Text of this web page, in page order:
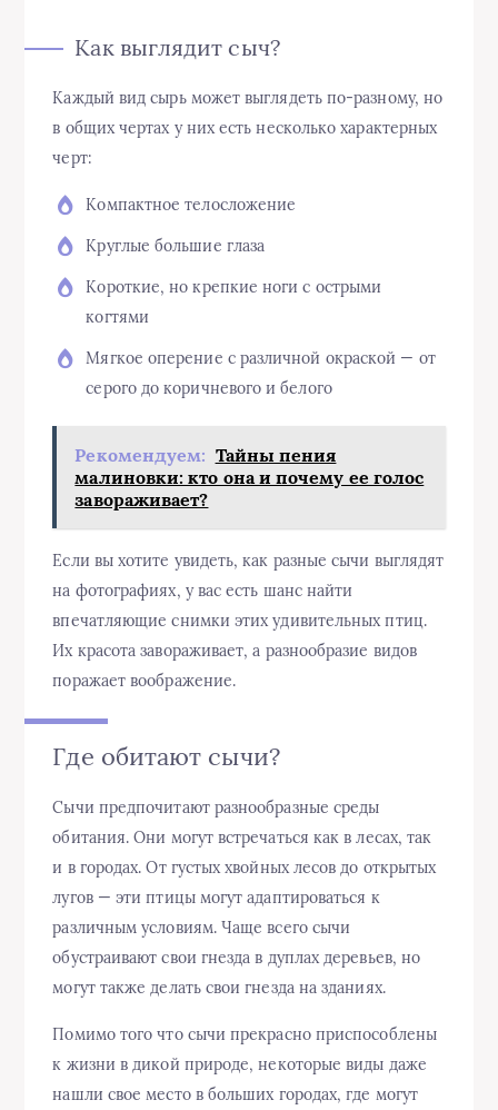
Как выглядит сыч?
Каждый вид сырь может выглядеть по-разному, но
в общих чертах у них есть несколько характерных
черт:
Компактное телосложение
Круглые большие глаза
Короткие, но крепкие ноги с острыми
когтями
Мягкое оперение с различной окраской — от
серого до коричневого и белого
Рекомендуем: Тайны пения
малиновки: кто она и почему ее голос
завораживает?
Если вы хотите увидеть, как разные сычи выглядят
на фотографиях, у вас есть шанс найти
впечатляющие снимки этих удивительных птиц.
Их красота завораживает, а разнообразие видов
поражает воображение.
Где обитают сычи?
Сычи предпочитают разнообразные среды
обитания. Они могут встречаться как в лесах, так
и в городах. От густых хвойных лесов до открытых
лугов — эти птицы могут адаптироваться к
различным условиям. Чаще всего сычи
обустраивают свои гнезда в дуплах деревьев, но
могут также делать свои гнезда на зданиях.
Помимо того что сычи прекрасно приспособлены
к жизни в дикой природе, некоторые виды даже
нашли свое место в больших городах, где могут